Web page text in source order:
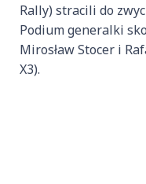
Rally) stracili do
Podium generalki
Mirosław Stocer i
X3).